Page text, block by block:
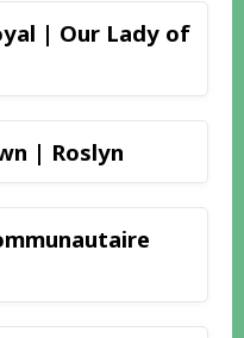
| Our Lady of
| Roslyn